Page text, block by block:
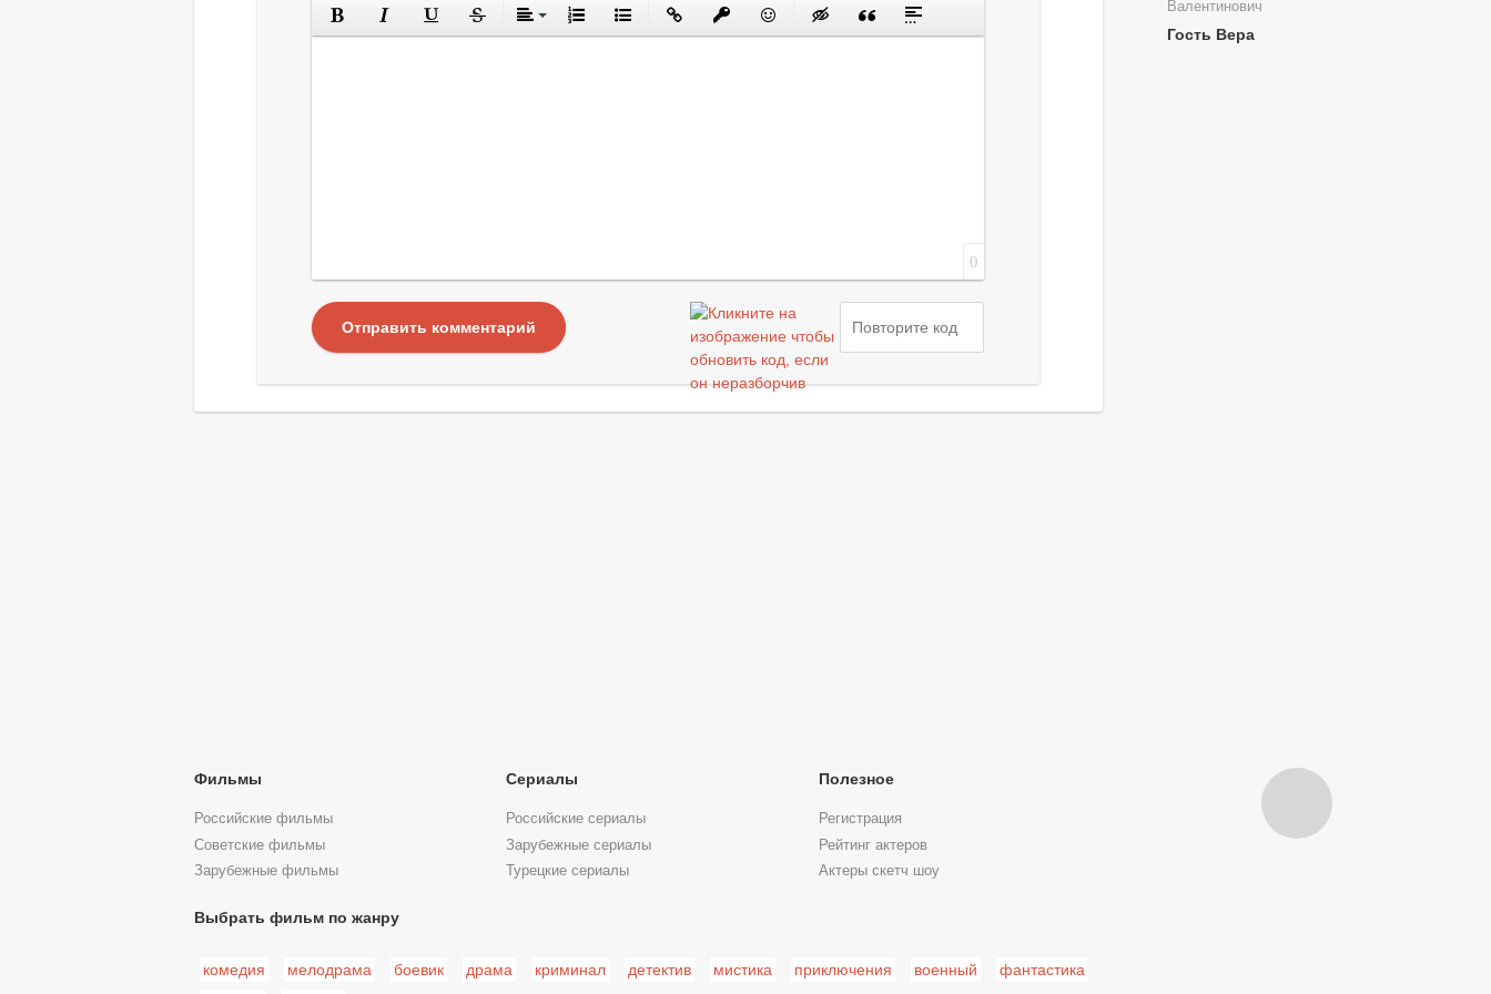
0
Отправить комментарий
Валентинович
Гость Вера
Фильмы
Российские фильмы
Советские фильмы
Зарубежные фильмы
Сериалы
Российские сериалы
Зарубежные сериалы
Турецкие сериалы
Полезное
Регистрация
Рейтинг актеров
Актеры скетч шоу
Выбрать фильм по жанру
комедия мелодрама боевик драма криминал детектив мистика приключения военный фантастика